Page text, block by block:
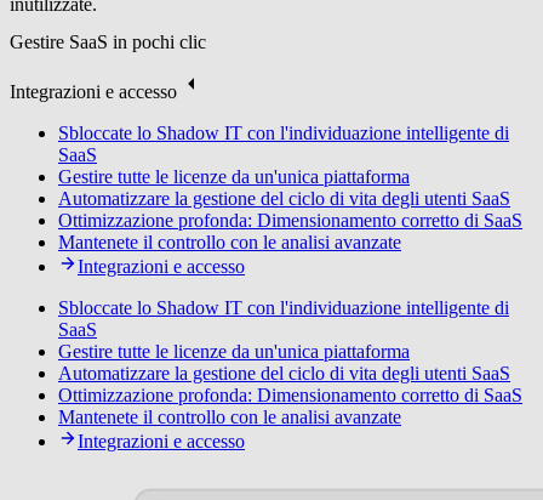
Gestire SaaS in pochi clic
Integrazioni e accesso
Sbloccate lo Shadow IT con l'individuazione intelligente di
SaaS
Gestire tutte le licenze da un'unica piattaforma
Automatizzare la gestione del ciclo di vita degli utenti SaaS
Ottimizzazione profonda: Dimensionamento corretto di SaaS
Mantenete il controllo con le analisi avanzate
Integrazioni e accesso
Sbloccate lo Shadow IT con l'individuazione intelligente di
SaaS
Gestire tutte le licenze da un'unica piattaforma
Automatizzare la gestione del ciclo di vita degli utenti SaaS
Ottimizzazione profonda: Dimensionamento corretto di SaaS
Mantenete il controllo con le analisi avanzate
Integrazioni e accesso